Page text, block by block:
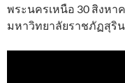
พระนครเหนือ 30 สิงห
มหาวิทยาลัยราชภัฏสุริ